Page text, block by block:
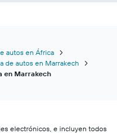
autos en África
de autos en Marrakech
en Marrakech
electrónicos, e incluyen todos